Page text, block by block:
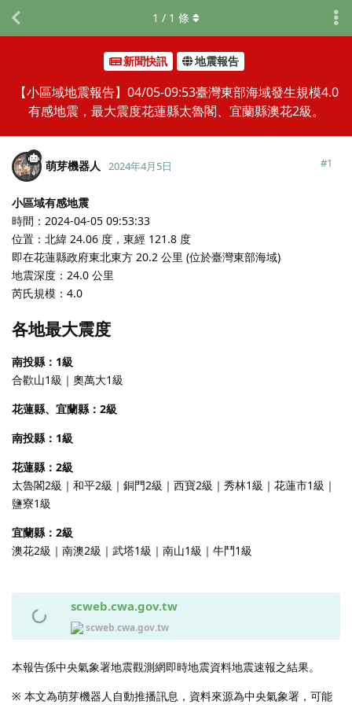
新聞快訊 地震報告
【小區域地震報告】04/05-09:53臺灣東部海域發生規模4.0
有感地震，最大震度花蓮縣太魯閣、宜蘭縣澳花2級。
1 / 1 條
萌芽機器人 2024年4月5日 #1
小區域有感地震
時間：2024-04-05 09:53:33
位置：北緯 24.06 度，東經 121.8 度
即在花蓮縣政府東北東方 20.2 公里 (位於臺灣東部海域)
地震深度：24.0 公里
芮氏規模：4.0
各地最大震度
南投縣：1級
合歡山1級｜奧萬大1級
花蓮縣、宜蘭縣：2級
南投縣：1級
花蓮縣：2級
太魯閣2級｜和平2級｜銅門2級｜西寶2級｜秀林1級｜花蓮市1級｜
鹽寮1級
宜蘭縣：2級
澳花2級｜南澳2級｜武塔1級｜南山1級｜牛鬥1級
scweb.cwa.gov.tw
scweb.cwa.gov.tw
本報告係中央氣象署地震觀測網即時地震資料地震速報之結果。
※ 本文為萌芽機器人自動推播訊息，資料來源為中央氣象署，可能